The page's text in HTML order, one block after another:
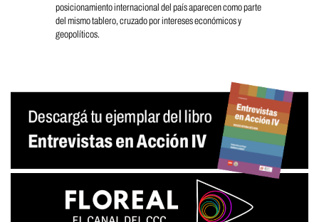
posicionamiento internacional del país aparecen como parte
del mismo tablero, cruzado por intereses económicos y
geopolíticos.